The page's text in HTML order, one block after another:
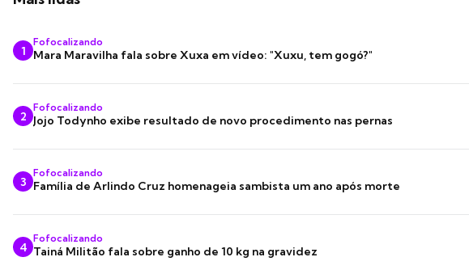
1
Fofocalizando
Mara Maravilha fala sobre Xuxa em vídeo: "Xuxu, tem gogó?"
2
Fofocalizando
Jojo Todynho exibe resultado de novo procedimento nas pernas
3
Fofocalizando
Família de Arlindo Cruz homenageia sambista um ano após morte
4
Fofocalizando
Tainá Militão fala sobre ganho de 10 kg na gravidez